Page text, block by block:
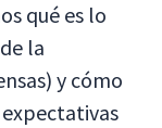
qué es lo
la
y cómo